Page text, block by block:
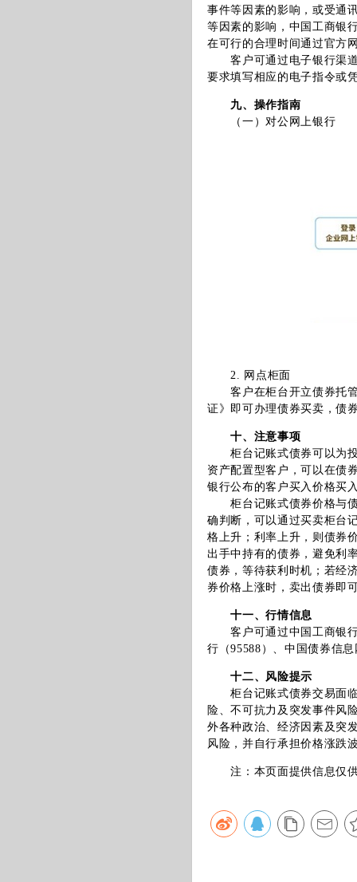
事件等因素的影响，或受通
等因素的影响，中国工商银
在可行的合理时间通过官方
客户可通过电子银行渠道
要求填写相应的电子指令或
九、操作指南
（一）对公网上银行
2. 网点柜面
客户在柜台开立债券托管
证》即可办理债券买卖，债
十、注意事项
柜台记账式债券可以为投
资产配置型客户，可以在债
银行公布的客户买入价格买
柜台记账式债券价格与债
确判断，可以通过买卖柜台
格上升；利率上升，则债券
出手中持有的债券，避免利
债券，等待获利时机；若经
券价格上涨时，卖出债券即
十一、行情信息
客户可通过中国工商银行
行（95588）、中国债券信
十二、风险提示
柜台记账式债券交易面临
险、不可抗力及突发事件风
外各种政治、经济因素及突
风险，并自行承担价格涨跌
注：本页面提供信息仅供